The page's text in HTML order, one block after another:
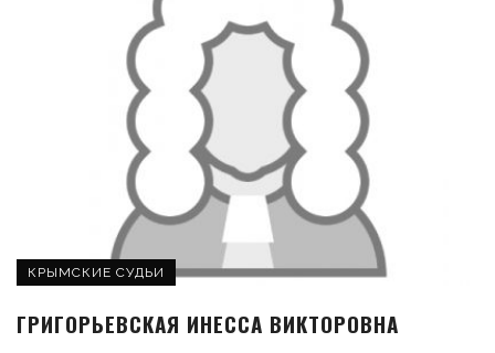
КРЫМСКИЕ СУДЬИ
ГРИГОРЬЕВСКАЯ ИНЕССА ВИКТОРОВНА